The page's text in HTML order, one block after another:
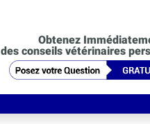
Obtenez
des conseils vétérinaires